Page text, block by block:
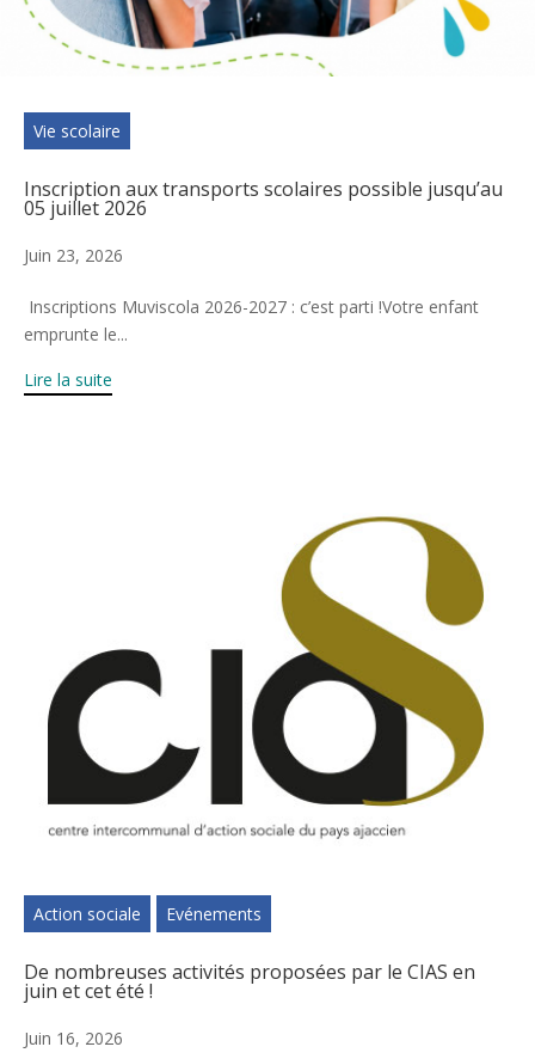
Vie scolaire
Inscription aux transports scolaires possible jusqu’au
05 juillet 2026
Juin 23, 2026
Inscriptions Muviscola 2026-2027 : c’est parti !Votre enfant
emprunte le...
Lire la suite
Action sociale Evénements
De nombreuses activités proposées par le CIAS en
juin et cet été !
Juin 16, 2026